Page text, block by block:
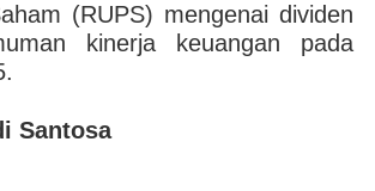
(RUPS) mengenai dividen
kinerja keuangan pada
Santosa